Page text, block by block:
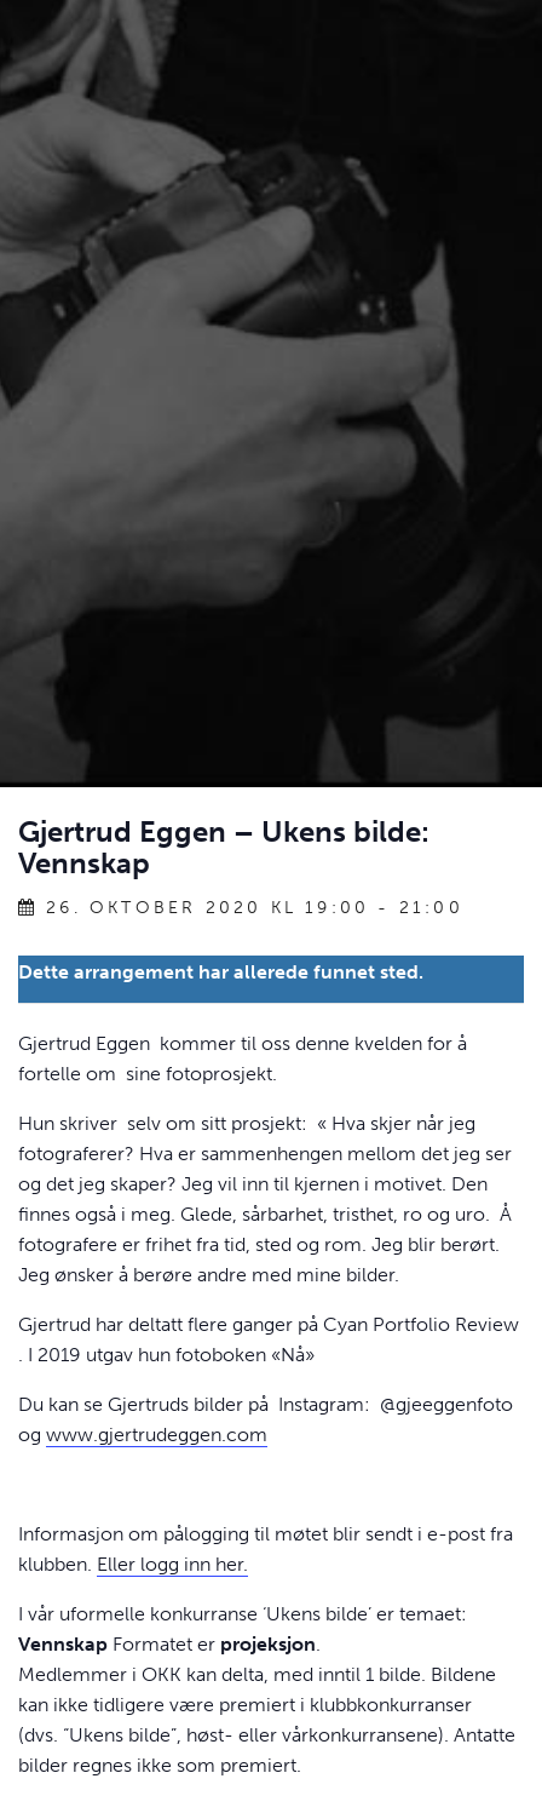
Gjertrud Eggen – Ukens bilde:
Vennskap
26. OKTOBER 2020 KL 19:00 - 21:00
Dette arrangement har allerede funnet sted.
Gjertrud Eggen kommer til oss denne kvelden for å
fortelle om sine fotoprosjekt.
Hun skriver selv om sitt prosjekt: « Hva skjer når jeg
fotograferer? Hva er sammenhengen mellom det jeg ser
og det jeg skaper? Jeg vil inn til kjernen i motivet. Den
finnes også i meg. Glede, sårbarhet, tristhet, ro og uro. Å
fotografere er frihet fra tid, sted og rom. Jeg blir berørt.
Jeg ønsker å berøre andre med mine bilder.
Gjertrud har deltatt flere ganger på Cyan Portfolio Review
. I 2019 utgav hun fotoboken «Nå»
Du kan se Gjertruds bilder på Instagram: @gjeeggenfoto
og www.gjertrudeggen.com
Informasjon om pålogging til møtet blir sendt i e-post fra
klubben. Eller logg inn her.
I vår uformelle konkurranse ‘Ukens bilde’ er temaet:
Vennskap Formatet er projeksjon
Medlemmer i OKK kan delta, med inntil 1 bilde. Bildene
kan ikke tidligere være premiert i klubbkonkurranser
(dvs. “Ukens bilde”, høst- eller vårkonkurransene). Antatte
bilder regnes ikke som premiert.